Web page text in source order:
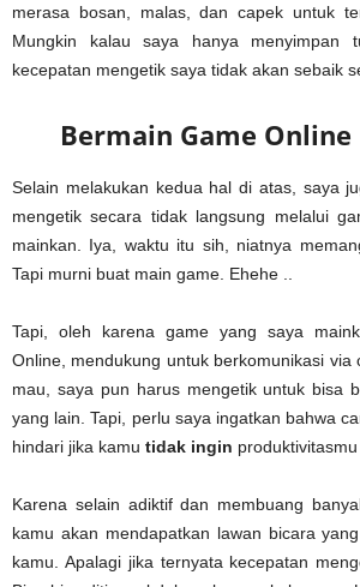
merasa bosan, malas, dan capek untuk
Mungkin kalau saya hanya menyimpan
kecepatan mengetik saya tidak akan sebaik
Bermain Game Online
Selain melakukan kedua hal di atas, saya
mengetik secara tidak langsung melalui
mainkan. Iya, waktu itu sih, niatnya
Tapi murni buat main game. Ehehe ..
Tapi, oleh karena game yang saya
Online, mendukung untuk berkomunikasi via
mau, saya pun harus mengetik untuk bisa
yang lain. Tapi, perlu saya ingatkan bahwa
hindari jika kamu tidak ingin produktivitasmu
Karena selain adiktif dan membuang
kamu akan mendapatkan lawan bicara
kamu. Apalagi jika ternyata kecepatan